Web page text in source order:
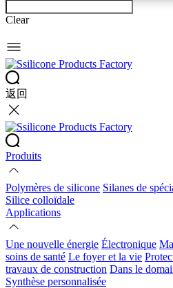
Clear
返回
Produits
Polymères de silicone Silanes de
Silice colloïdale
Applications
Une nouvelle énergie Électronique
soins de santé Le foyer et la vie
travaux de construction Dans le
Synthèse personnalisée